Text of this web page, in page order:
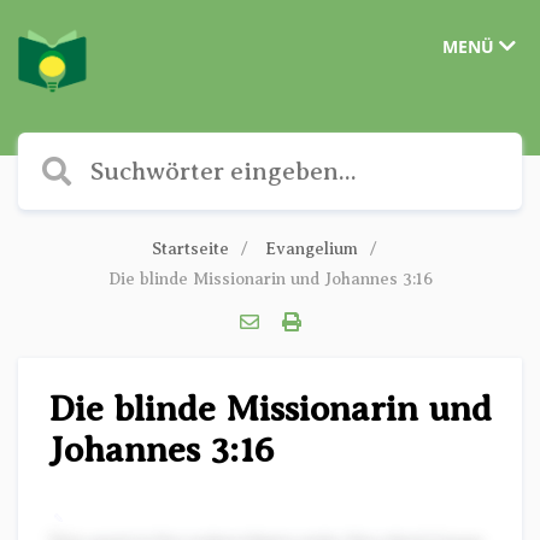
MENÜ
Startseite
Evangelium
Die blinde Missionarin und Johannes 3:16
Die blinde Missionarin und
Johannes 3:16